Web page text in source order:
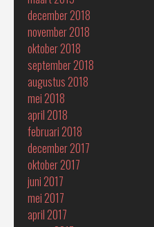
december 2018
november 2018
oktober 2018
september 2018
augustus 2018
mei 2018
april 2018
februari 2018
december 2017
oktober 2017
juni 2017
mei 2017
april 2017